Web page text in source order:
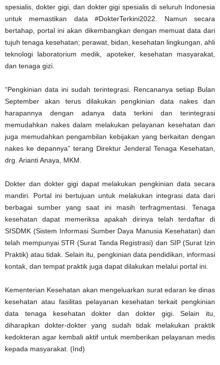
spesialis, dokter gigi, dan dokter gigi spesialis di seluruh Indonesia
untuk memastikan data #DokterTerkini2022. Namun secara
bertahap, portal ini akan dikembangkan dengan memuat data dari
tujuh tenaga kesehatan; perawat, bidan, kesehatan lingkungan, ahli
teknologi laboratorium medik, apoteker, kesehatan masyarakat,
dan tenaga gizi.
“Pengkinian data ini sudah terintegrasi. Rencananya setiap Bulan
September akan terus dilakukan pengkinian data nakes dan
harapannya dengan adanya data terkini dan terintegrasi
memudahkan nakes dalam melakukan pelayanan kesehatan dan
juga memudahkan pengambilan kebijakan yang berkaitan dengan
nakes ke depannya” terang Direktur Jenderal Tenaga Kesehatan,
drg. Arianti Anaya, MKM.
Dokter dan dokter gigi dapat melakukan pengkinian data secara
mandiri. Portal ini bertujuan untuk melakukan integrasi data dari
berbagai sumber yang saat ini masih terfragmentasi. Tenaga
kesehatan dapat memeriksa apakah dirinya telah terdaftar di
SISDMK (Sistem Informasi Sumber Daya Manusia Kesehatan) dan
telah mempunyai STR (Surat Tanda Registrasi) dan SIP (Surat Izin
Praktik) atau tidak. Selain itu, pengkinian data pendidikan, informasi
kontak, dan tempat praktik juga dapat dilakukan melalui portal ini.
Kementerian Kesehatan akan mengeluarkan surat edaran ke dinas
kesehatan atau fasilitas pelayanan kesehatan terkait pengkinian
data tenaga kesehatan dokter dan dokter gigi. Selain itu,
diharapkan dokter-dokter yang sudah tidak melakukan praktik
kedokteran agar kembali aktif untuk memberikan pelayanan medis
kepada masyarakat. (Ind)